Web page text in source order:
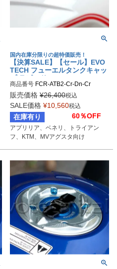
国内在庫分限りの超特価販売！
【決算SALE】【セール】EVO
TECH フューエルタンクキャッ
プ ラピッド APRILIA/BENELL
I/TRIUMPH/KTM/MV AGUSTA
商品番号 FCR-ATB2-Cr-Dn-Cr
販売価格 ¥26,400税込
SALE価格 ¥10,560税込
在庫有り 60％OFF
アプリリア、ベネリ、トライアン
フ、KTM、MVアグスタ向け